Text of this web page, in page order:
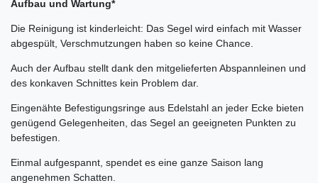
Aufbau und Wartung*
Die Reinigung ist kinderleicht: Das Segel wird einfach mit Wasser
abgespült, Verschmutzungen haben so keine Chance.
Auch der Aufbau stellt dank den mitgelieferten Abspannleinen und
des konkaven Schnittes kein Problem dar.
Eingenähte Befestigungsringe aus Edelstahl an jeder Ecke bieten
genügend Gelegenheiten, das Segel an geeigneten Punkten zu
befestigen.
Einmal aufgespannt, spendet es eine ganze Saison lang
angenehmen Schatten.